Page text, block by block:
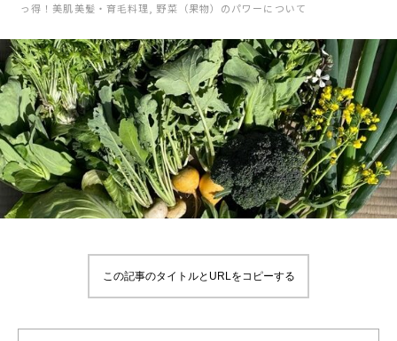
っ得！美肌美髪・育毛料理
野菜（果物）のパワーについて
この記事のタイトルとURLをコピーする